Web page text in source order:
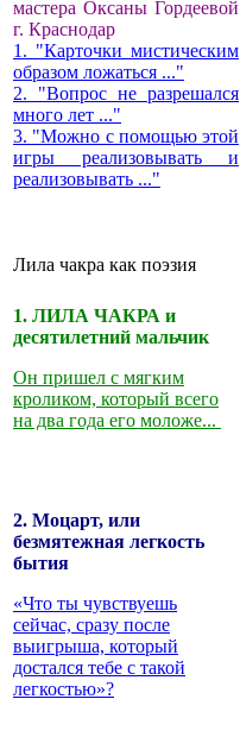
мастера Оксаны Гордеевой
г. Краснодар
1. "Карточки мистическим
образом ложаться ..."
2. "Вопрос не разрешался
много лет ..."
3. "Можно с помощью этой
игры реализовывать и
реализовывать ..."
Лила чакра как поэзия
1. ЛИЛА ЧАКРА и
десятилетний мальчик
Он пришел с мягким
кроликом, который всего
на два года его моложе...
2. Моцарт, или
безмятежная легкость
бытия
«Что ты чувствуешь
сейчас, сразу после
выигрыша, который
достался тебе с такой
легкостью»?